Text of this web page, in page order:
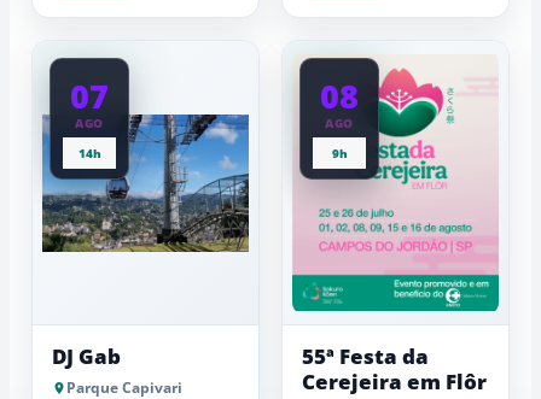
07
AGO
14h
DJ Gab
Parque Capivari
08
AGO
9h
55ª Festa da
Cerejeira em Flôr